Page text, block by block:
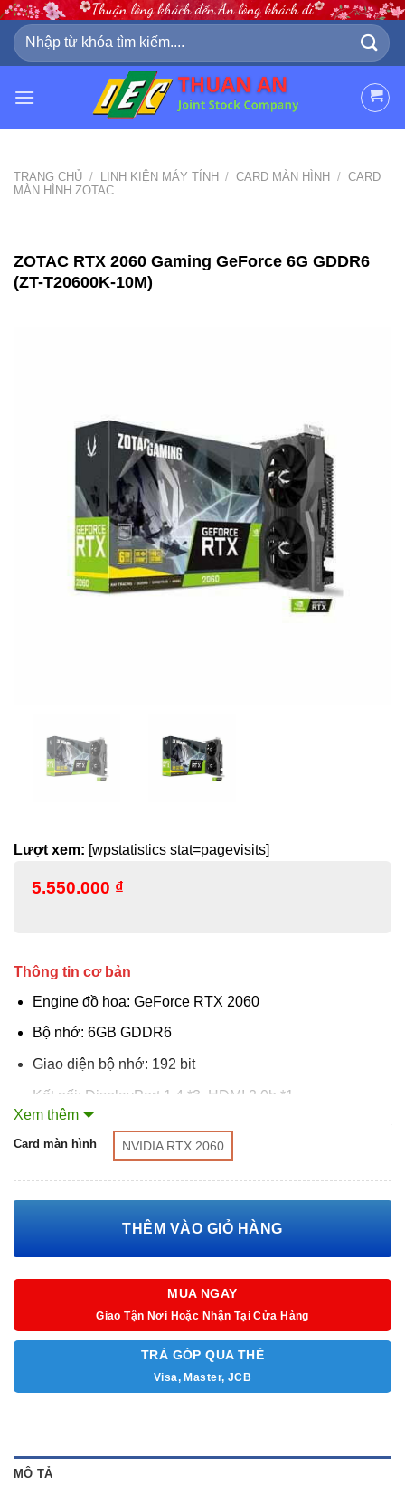
Skip
content
Tìm
kiếm:
TRANG CHỦ / LINH KIỆN MÁY TÍNH / CARD MÀN HÌNH / CARD
MÀN HÌNH ZOTAC
ZOTAC RTX 2060 Gaming GeForce 6G GDDR6
(ZT-T20600K-10M)
Lượt xem: [wpstatistics stat=pagevisits]
5.550.000 ₫
Thông tin cơ bản
Engine đồ họa: GeForce RTX 2060
Bộ nhớ: 6GB GDDR6
Giao diện bộ nhớ: 192 bit
Kết nối: DisplayPort 1.4 *3, HDMI 2.0b *1
PSU đề nghị: 500W
Bảo hành 36T
Xem thêm
Card màn hình NVIDIA RTX 2060
THÊM VÀO GIỎ HÀNG
MUA NGAY
Giao Tận Nơi Hoặc Nhận Tại Cửa Hàng
TRẢ GÓP QUA THẺ
Visa, Master, JCB
MÔ TẢ